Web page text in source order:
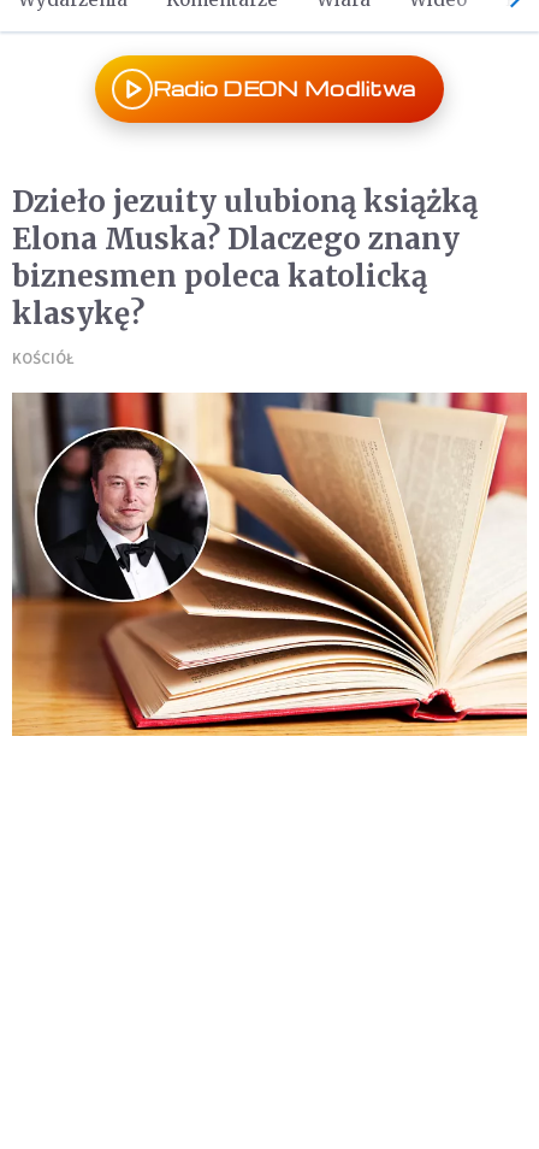
Radio DEON Modlitwa
Dzieło jezuity ulubioną książką
Elona Muska? Dlaczego znany
biznesmen poleca katolicką
klasykę?
KOŚCIÓŁ